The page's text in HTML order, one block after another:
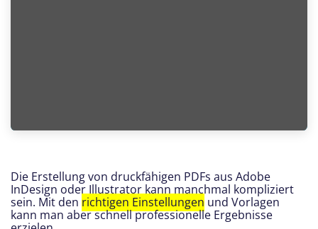
Die Erstellung von druckfähigen PDFs aus Adobe
InDesign oder Illustrator kann manchmal kompliziert
sein. Mit den richtigen Einstellungen und Vorlagen
kann man aber schnell professionelle Ergebnisse